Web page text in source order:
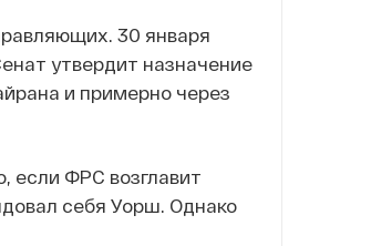
30 января
утвердит назначение
и примерно через
если ФРС возглавит
себя Уорш. Однако